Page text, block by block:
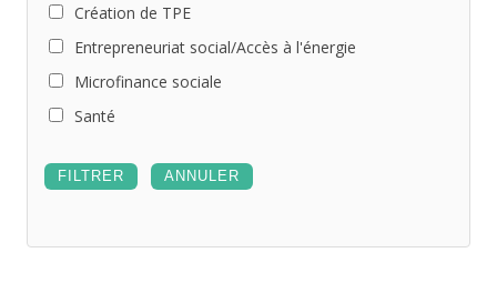
Création de TPE
Entrepreneuriat social/Accès à l'énergie
Microfinance sociale
Santé